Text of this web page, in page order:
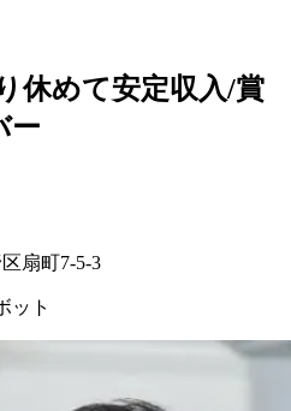
休めて安定収入/賞
ー
扇町7-5-3
ット